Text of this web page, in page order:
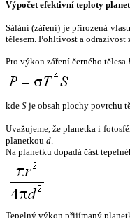
Výpočet efektivní teploty
Sálání (záření) je přirozená
tělesem. Pohltivost a odrazivost
Pro výkon záření černého tělesa
kde S je obsah plochy povrchu
Uvažujeme, že planetka i
planetkou d.
Na planetku dopadá část
Tepelný výkon přijímaný